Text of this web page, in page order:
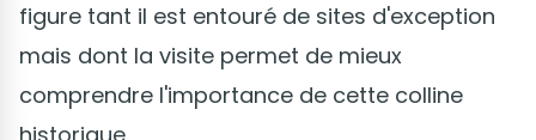
figure tant il est entouré de sites d'exception
mais dont la visite permet de mieux
comprendre l'importance de cette colline